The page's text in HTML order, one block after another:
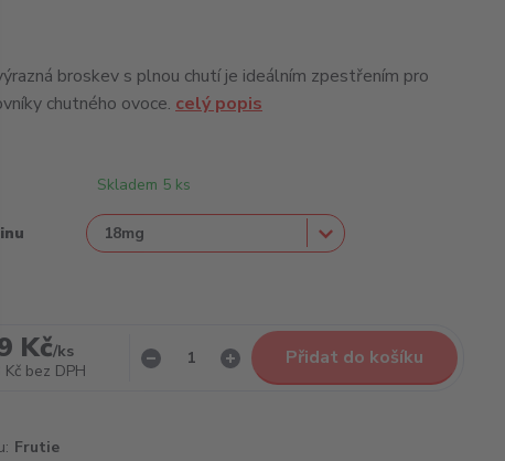
broskev s plnou chutí je ideálním zpestřením pro
chutného ovoce. celý popis
Skladem 5 ks
Kč/ks
bez DPH
Přidat do košíku
Frutie